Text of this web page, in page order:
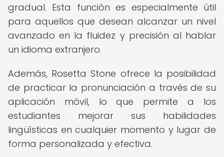
gradual. Esta función es especialmente útil
para aquellos que desean alcanzar un nivel
avanzado en la fluidez y precisión al hablar
un idioma extranjero.
Además, Rosetta Stone ofrece la posibilidad
de practicar la pronunciación a través de su
aplicación móvil, lo que permite a los
estudiantes mejorar sus habilidades
lingüísticas en cualquier momento y lugar de
forma personalizada y efectiva.